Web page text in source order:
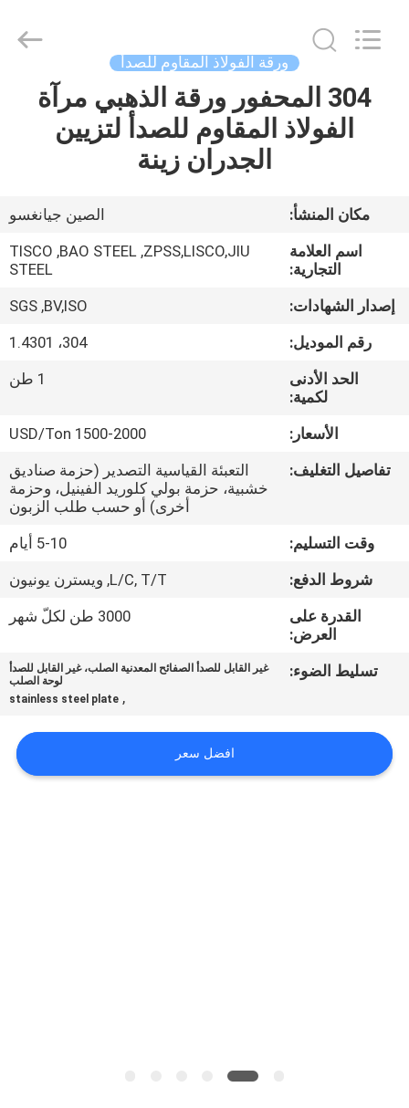
منزل،
معلومات
جولة
مراقبة
الجودة
اتصل
COMPANY
NEWS
INDUSTRIAL
ورقة الفولاذ المقاوم للصدأ
304 المحفور ورقة الذهبي مرآة
الفولاذ المقاوم للصدأ لتزيين
الجدران زينة
مكان المنشأ:
الصين جيانغسو
اسم العلامة
التجارية:
TISCO ,BAO STEEL ,ZPSS,LISCO,JIU
STEEL
إصدار الشهادات:
SGS ,BV,ISO
رقم الموديل:
304، 1.4301
الحد الأدنى
لكمية:
1 طن
الأسعار:
1500-2000 USD/Ton
تفاصيل التغليف:
التعبئة القياسية التصدير (حزمة صناديق
خشبية، حزمة بولي كلوريد الفينيل، وحزمة
أخرى) أو حسب طلب الزبون
وقت التسليم:
5-10 أيام
شروط الدفع:
L/C, T/T, ويسترن يونيون
القدرة على
العرض:
3000 طن لكلّ شهر
تسليط الضوء:
غير القابل للصدأ الصفائح المعدنية الصلب، غير القابل للصدأ
لوحة الصلب
,
stainless steel plate
افضل سعر